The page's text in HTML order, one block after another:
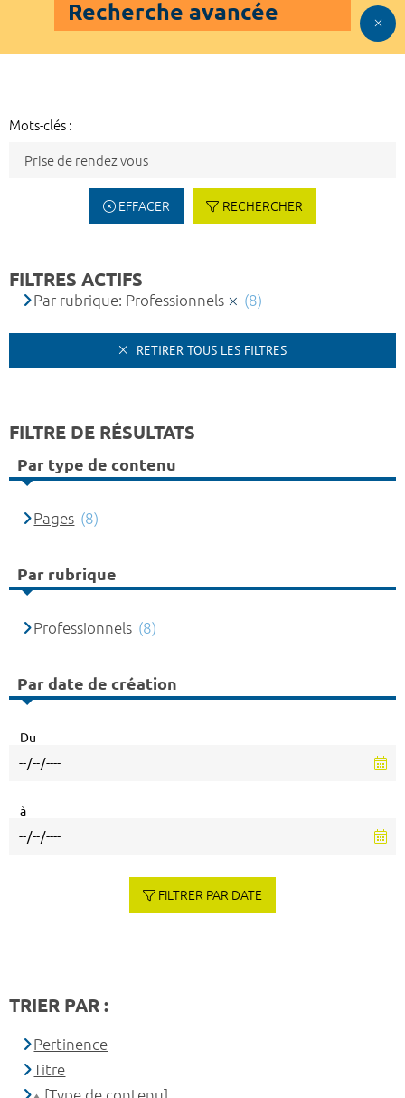
Recherche avancée
Mots-clés :
EFFACER RECHERCHER
FILTRES ACTIFS
Par rubrique: Professionnels (8)
RETIRER TOUS LES FILTRES
FILTRE DE RÉSULTATS
Par type de contenu
Pages (8)
Par rubrique
Professionnels (8)
Par date de création
Du
à
FILTRER PAR DATE
TRIER PAR :
Pertinence
Titre